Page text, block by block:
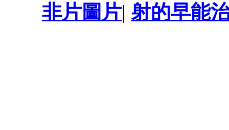
非片圖片| 射的早能